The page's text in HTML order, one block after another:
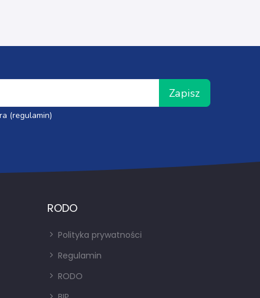
Zapisz
(regulamin)
RODO
Polityka prywatności
Regulamin
RODO